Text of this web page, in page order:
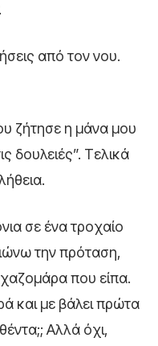
από τον νου.
ζήτησε η μάνα μου
δουλειές”. Τελικά
σε ένα τροχαίο
την πρόταση,
που είπα.
και με βάλει πρώτα
Αλλά όχι,